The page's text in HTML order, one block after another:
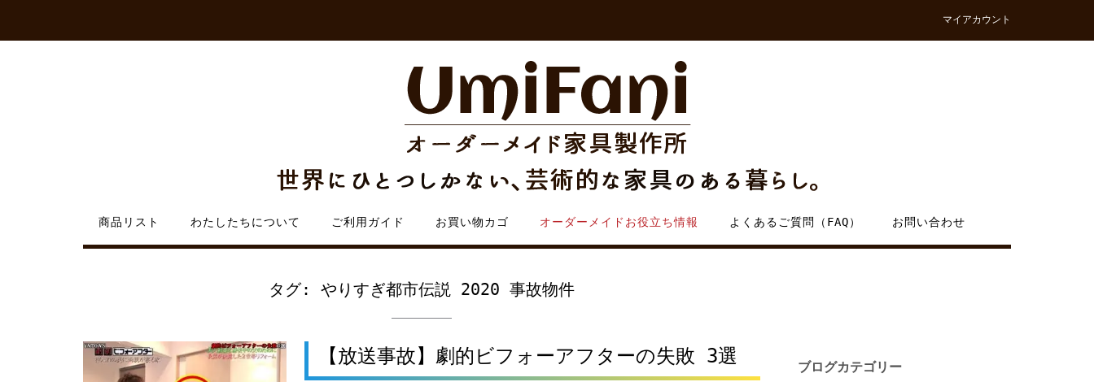
content
マイアカウント
商品リスト わたしたちについて ご利用ガイド お買い物カゴ オーダーメイドお役立ち情報 よくあるご質問（FAQ） お問い合わせ
タグ:やりすぎ都市伝説 2020 事故物件
【放送事故】劇的ビフォーアフターの失敗 3選 ブログカテゴリー